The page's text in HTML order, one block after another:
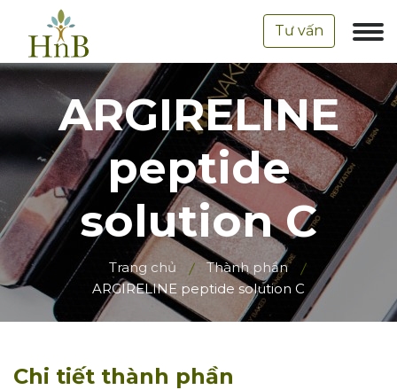
Tư vấn
ARGIRELINE
peptide
solution C
Trang chủ
Thành phần
ARGIRELINE peptide solution C
Chi tiết thành phần